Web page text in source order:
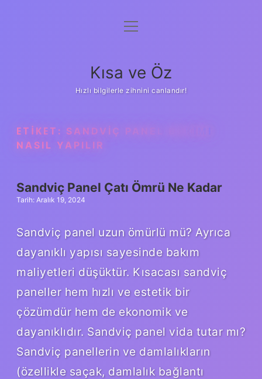
Anasayfa
Yasal Uyarı
menüyü
Kısa ve Öz
Hızlı bilgilerle zihnini canlandır!
ETIKET: SANDVIÇ PANEL BAKIMI
NASIL YAPILIR
Sandviç Panel Çatı Ömrü Ne Kadar
Tarih: Aralık 19, 2024
Sandviç panel uzun ömürlü mü? Ayrıca
dayanıklı yapısı sayesinde bakım
maliyetleri düşüktür. Kısacası sandviç
paneller hem hızlı ve estetik bir
çözümdür hem de ekonomik ve
dayanıklıdır. Sandviç panel vida tutar mı?
Sandviç panellerin ve damlalıkların
(özellikle saçak, damlalık bağlantı